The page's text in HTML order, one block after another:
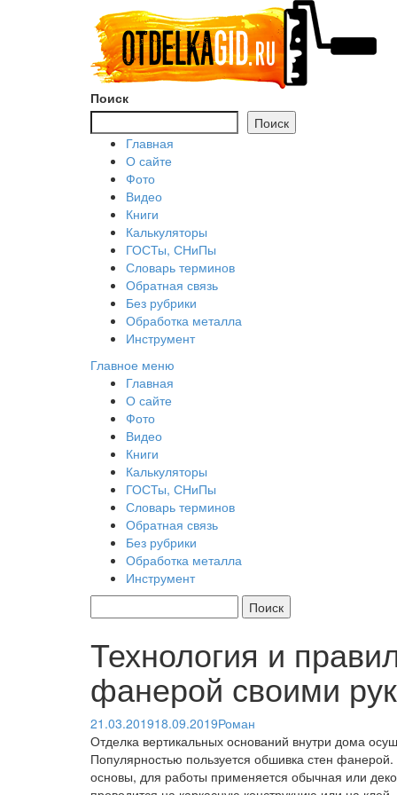
Поиск
Поиск
Главная
О сайте
Фото
Видео
Книги
Калькуляторы
ГОСТы, СНиПы
Словарь терминов
Обратная связь
Без рубрики
Обработка металла
Инструмент
Главное меню
Главная
О сайте
Фото
Видео
Книги
Калькуляторы
ГОСТы, СНиПы
Словарь терминов
Обратная связь
Без рубрики
Обработка металла
Инструмент
Технология и
фанерой своими
21.03.201918.09.2019Роман
Отделка вертикальных оснований внутри дома
Популярностью пользуется обшивка стен
основы, для работы применяется обычная или